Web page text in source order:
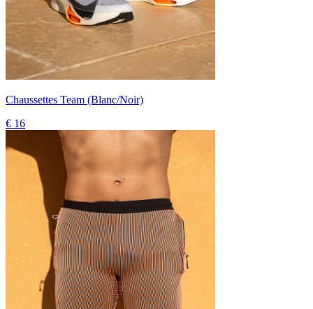
Chaussettes Team (Blanc/Noir)
€ 16